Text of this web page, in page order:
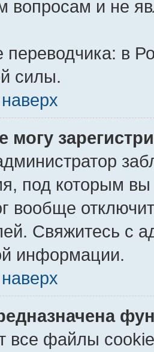
вопросам и не
в
силы.
могу
под которым вы
вообще
Свяжитесь с
информации.
все файлы